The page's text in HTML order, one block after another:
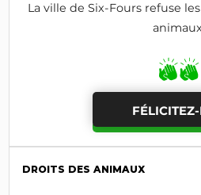
La ville de Six-Fours refuse
DROITS DES ANIMAUX